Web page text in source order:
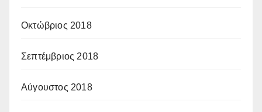
Οκτώβριος 2018
Σεπτέμβριος 2018
Αύγουστος 2018